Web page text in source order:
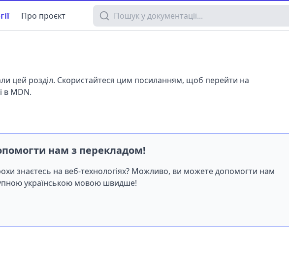
Про проєкт Пошук у документації
цей розділ. Скористайтеся цим посиланням, щоб перейти на
в MDN.
нам з перекладом!
знаєтесь на веб-технологіях? Можливо, ви можете допомогти нам
українською мовою швидше!